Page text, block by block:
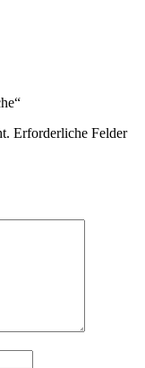
Erforderliche Felder